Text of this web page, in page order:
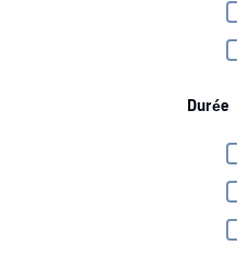
Durée